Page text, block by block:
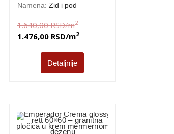
Namena: Zid i pod
1.640,00RSD/m2
1.476,00 RSD/m2
Detaljnije